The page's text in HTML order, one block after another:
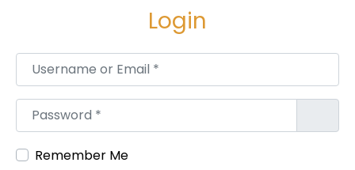
Login
Username or Email*
Password*
Remember Me